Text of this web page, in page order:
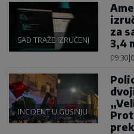
SAD TRAŽE IZRUČENJE
za
3,4
09:30 0
INCIDENT U GUSINJU